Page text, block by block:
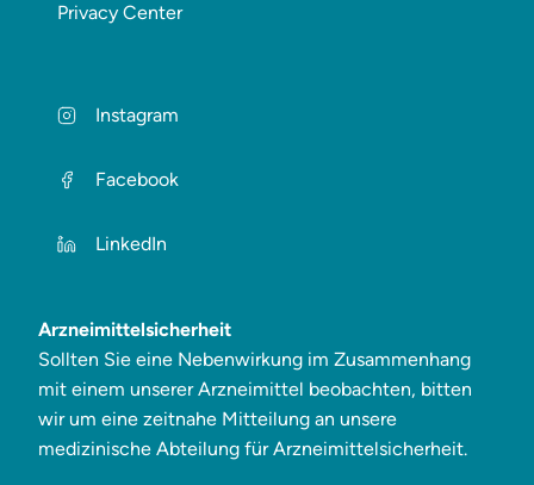
Privacy Center
Instagram
Facebook
LinkedIn
Arzneimittelsicherheit
Sollten Sie eine Nebenwirkung im Zusammenhang
mit einem unserer Arzneimittel beobachten, bitten
wir um eine zeitnahe Mitteilung an unsere
medizinische Abteilung für Arzneimittelsicherheit.